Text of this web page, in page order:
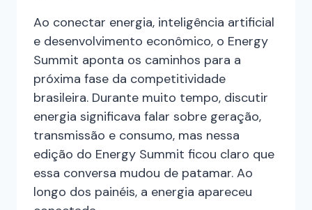
Ao conectar energia, inteligência artificial
e desenvolvimento econômico, o Energy
Summit aponta os caminhos para a
próxima fase da competitividade
brasileira. Durante muito tempo, discutir
energia significava falar sobre geração,
transmissão e consumo, mas nessa
edição do Energy Summit ficou claro que
essa conversa mudou de patamar. Ao
longo dos painéis, a energia apareceu